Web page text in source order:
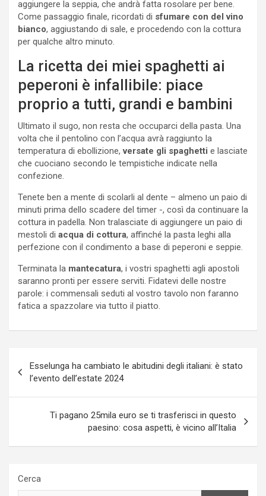
aggiungere la seppia, che andrà fatta rosolare per bene.
Come passaggio finale, ricordati di sfumare con del vino
bianco, aggiustando di sale, e procedendo con la cottura
per qualche altro minuto.
La ricetta dei miei spaghetti ai
peperoni è infallibile: piace
proprio a tutti, grandi e bambini
Ultimato il sugo, non resta che occuparci della pasta. Una
volta che il pentolino con l’acqua avrà raggiunto la
temperatura di ebollizione, versate gli spaghetti e lasciate
che cuociano secondo le tempistiche indicate nella
confezione.
Tenete ben a mente di scolarli al dente – almeno un paio di
minuti prima dello scadere del timer -, così da continuare la
cottura in padella. Non tralasciate di aggiungere un paio di
mestoli di acqua di cottura, affinché la pasta leghi alla
perfezione con il condimento a base di peperoni e seppie.
Terminata la mantecatura, i vostri spaghetti agli apostoli
saranno pronti per essere serviti. Fidatevi delle nostre
parole: i commensali seduti al vostro tavolo non faranno
fatica a spazzolare via tutto il piatto.
articoli
Esselunga ha cambiato le abitudini degli italiani: è stato
l’evento dell’estate 2024
Ti pagano 25mila euro se ti trasferisci in questo
paesino: cosa aspetti, è vicino all’Italia
Cerca